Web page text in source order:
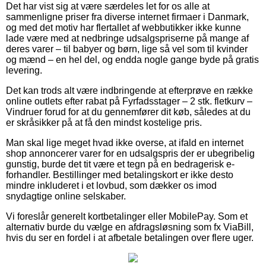
Det har vist sig at være særdeles let for os alle at
sammenligne priser fra diverse internet firmaer i Danmark,
og med det motiv har flertallet af webbutikker ikke kunne
lade være med at nedbringe udsalgspriserne på mange af
deres varer – til babyer og børn, lige så vel som til kvinder
og mænd – en hel del, og endda nogle gange byde på gratis
levering.
Det kan trods alt være indbringende at efterprøve en række
online outlets efter rabat på Fyrfadsstager – 2 stk. fletkurv –
Vindruer forud for at du gennemfører dit køb, således at du
er skråsikker på at få den mindst kostelige pris.
Man skal lige meget hvad ikke overse, at ifald en internet
shop annoncerer varer for en udsalgspris der er ubegribelig
gunstig, burde det tit være et tegn på en bedragerisk e-
forhandler. Bestillinger med betalingskort er ikke desto
mindre inkluderet i et lovbud, som dækker os imod
snydagtige online selskaber.
Vi foreslår generelt kortbetalinger eller MobilePay. Som et
alternativ burde du vælge en afdragsløsning som fx ViaBill,
hvis du ser en fordel i at afbetale betalingen over flere uger.